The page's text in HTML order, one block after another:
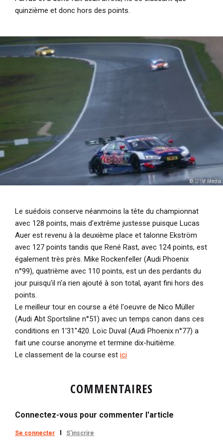
quinzième et donc hors des points.
Le suédois conserve néanmoins la tête du championnat
avec 128 points, mais d'extrême justesse puisque Lucas
Auer est revenu à la deuxième place et talonne Ekström
avec 127 points tandis que René Rast, avec 124 points, est
également très près. Mike Rockenfeller (Audi Phoenix
n°99), quatrième avec 110 points, est un des perdants du
jour puisqu'il n'a rien ajouté à son total, ayant fini hors des
points.
Le meilleur tour en course a été l'oeuvre de Nico Müller
(Audi Abt Sportsline n°51) avec un temps canon dans ces
conditions en 1'31''420. Loïc Duval (Audi Phoenix n°77) a
fait une course anonyme et termine dix-huitième.
Le classement de la course est ici
COMMENTAIRES
Connectez-vous pour commenter l'article
Se connecter S'inscrire